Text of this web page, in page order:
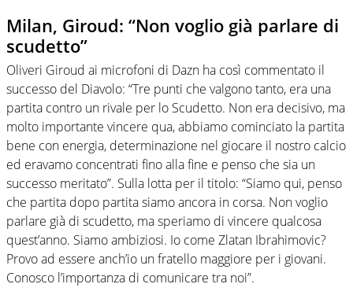
Milan, Giroud: “Non voglio già parlare di
scudetto”
Oliveri Giroud ai microfoni di Dazn ha così commentato il
successo del Diavolo: “Tre punti che valgono tanto, era una
partita contro un rivale per lo Scudetto. Non era decisivo, ma
molto importante vincere qua, abbiamo cominciato la partita
bene con energia, determinazione nel giocare il nostro calcio
ed eravamo concentrati fino alla fine e penso che sia un
successo meritato”. Sulla lotta per il titolo: “Siamo qui, penso
che partita dopo partita siamo ancora in corsa. Non voglio
parlare già di scudetto, ma speriamo di vincere qualcosa
quest’anno. Siamo ambiziosi. Io come Zlatan Ibrahimovic?
Provo ad essere anch’io un fratello maggiore per i giovani.
Conosco l’importanza di comunicare tra noi”.